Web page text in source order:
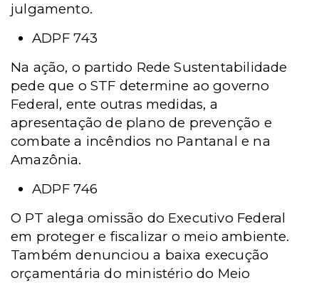
julgamento.
ADPF 743
Na ação, o partido Rede Sustentabilidade
pede que o STF determine ao governo
Federal, ente outras medidas, a
apresentação de plano de prevenção e
combate a incêndios no Pantanal e na
Amazônia.
ADPF 746
O PT alega omissão do Executivo Federal
em proteger e fiscalizar o meio ambiente.
Também denunciou a baixa execução
orçamentária do ministério do Meio